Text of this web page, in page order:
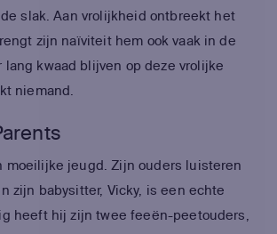
slak. Aan vrolijkheid ontbreekt het
zijn naïviteit hem ook vaak in de
lang kwaad blijven op deze vrolijke
niemand.
moeilijke jeugd. Zijn ouders luisteren
zijn babysitter, Vicky, is een echte
heeft hij zijn twee feeën-peetouders,